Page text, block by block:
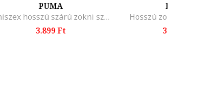
PUMA
Uniszex hosszú szárú zokni szett hímzett logóval - 3 pár
3.899 Ft
PUMA
Hosszú zokni szett - 3
3.899 Ft